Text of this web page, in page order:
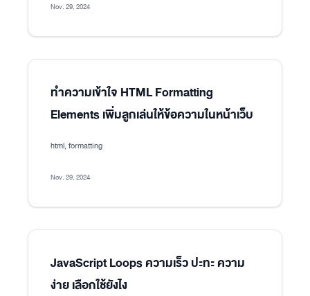
Nov. 29, 2024
ทำความเข้าใจ HTML Formatting
Elements เพิ่มลูกเล่นให้ข้อความในหน้าเว็บ
html, formatting
Nov. 29, 2024
JavaScript Loops ความเร็ว ปะทะ ความ
ง่าย เลือกใช้ยังไง